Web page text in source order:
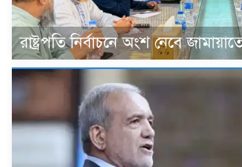
রাষ্ট্রপতি নির্বাচনে অংশ নেবে